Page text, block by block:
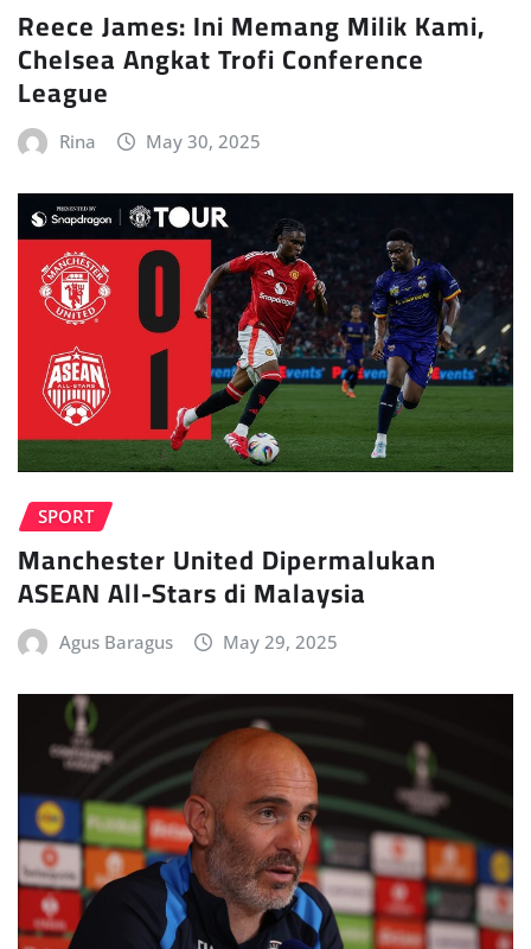
Reece James: Ini Memang Milik Kami,
Chelsea Angkat Trofi Conference
League
Rina May 30, 2025
SPORT
Manchester United Dipermalukan
ASEAN All-Stars di Malaysia
Agus Baragus May 29, 2025